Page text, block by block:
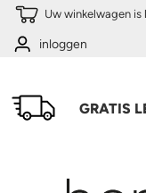
Overslaan en naar de
Uw winkelwagen is
inloggen
GRATIS